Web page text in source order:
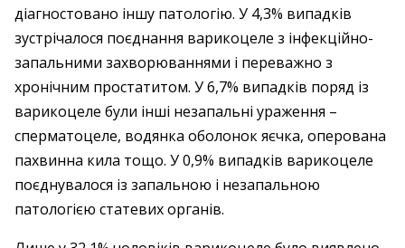
діагностовано іншу патологію. У 4,3% випадків
зустрічалося поєднання варикоцеле з інфекційно-
запальними захворюваннями і переважно з
хронічним простатитом. У 6,7% випадків поряд із
варикоцеле були інші незапальні ураження – ​
сперматоцеле, водянка оболонок яєчка, оперована
пахвинна кила тощо. У 0,9% випадків варикоцеле
поєднувалося із запальною і незапальною
патологією статевих органів.